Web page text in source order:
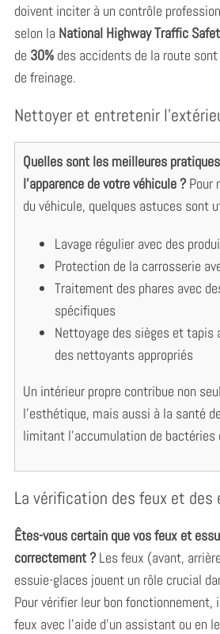
doivent inciter à un contrôle
selon la National Highway Traffic
de 30%des accidents de la route
de freinage.
Nettoyer et entretenir
Quelles sont les meilleures
l’apparence de votre véhicule ?Pour
du véhicule, quelques astuces sont
Lavage régulier avec des
Protection de la carrosserie
Traitement des phares avec
spécifiques
Nettoyage des sièges et tapis
des nettoyants appropriés
Un intérieur propre contribue non
l’esthétique, mais aussi à la santé
limitant l’accumulation de bactéries
La vérification des feux et des
Êtes-vous certain que vos feux et
correctement ?Les feux (avant,
essuie-glaces jouent un rôle crucial
Pour vérifier leur bon
feux avec l’aide d’un assistant ou en
e
c
o
: